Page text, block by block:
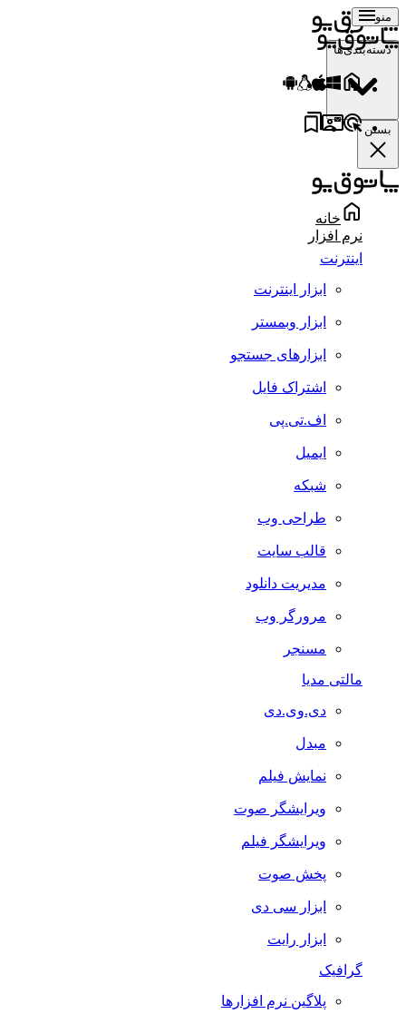
منو
دسته‌بندی‌ها
بستن
خانه
نرم افزار
اینترنت
ابزار اینترنت
ابزار وبمستر
ابزارهای جستجو
اشتراک فایل
اف.تی.پی
ایمیل
شبکه
طراحی وب
قالب سایت
مدیریت دانلود
مرورگر وب
مسنجر
مالتی مدیا
دی.وی.دی
مبدل
نمایش فیلم
ویرایشگر صوت
ویرایشگر فیلم
پخش صوت
ابزار سی دی
ابزار رایت
گرافیک
پلاگین نرم افزارها